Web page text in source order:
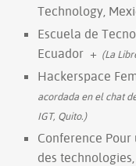
Technology,
Escuela de
Ecuador + (La
Hackerspace
acordada en el chat
IGT, Quito.)
Conference
des